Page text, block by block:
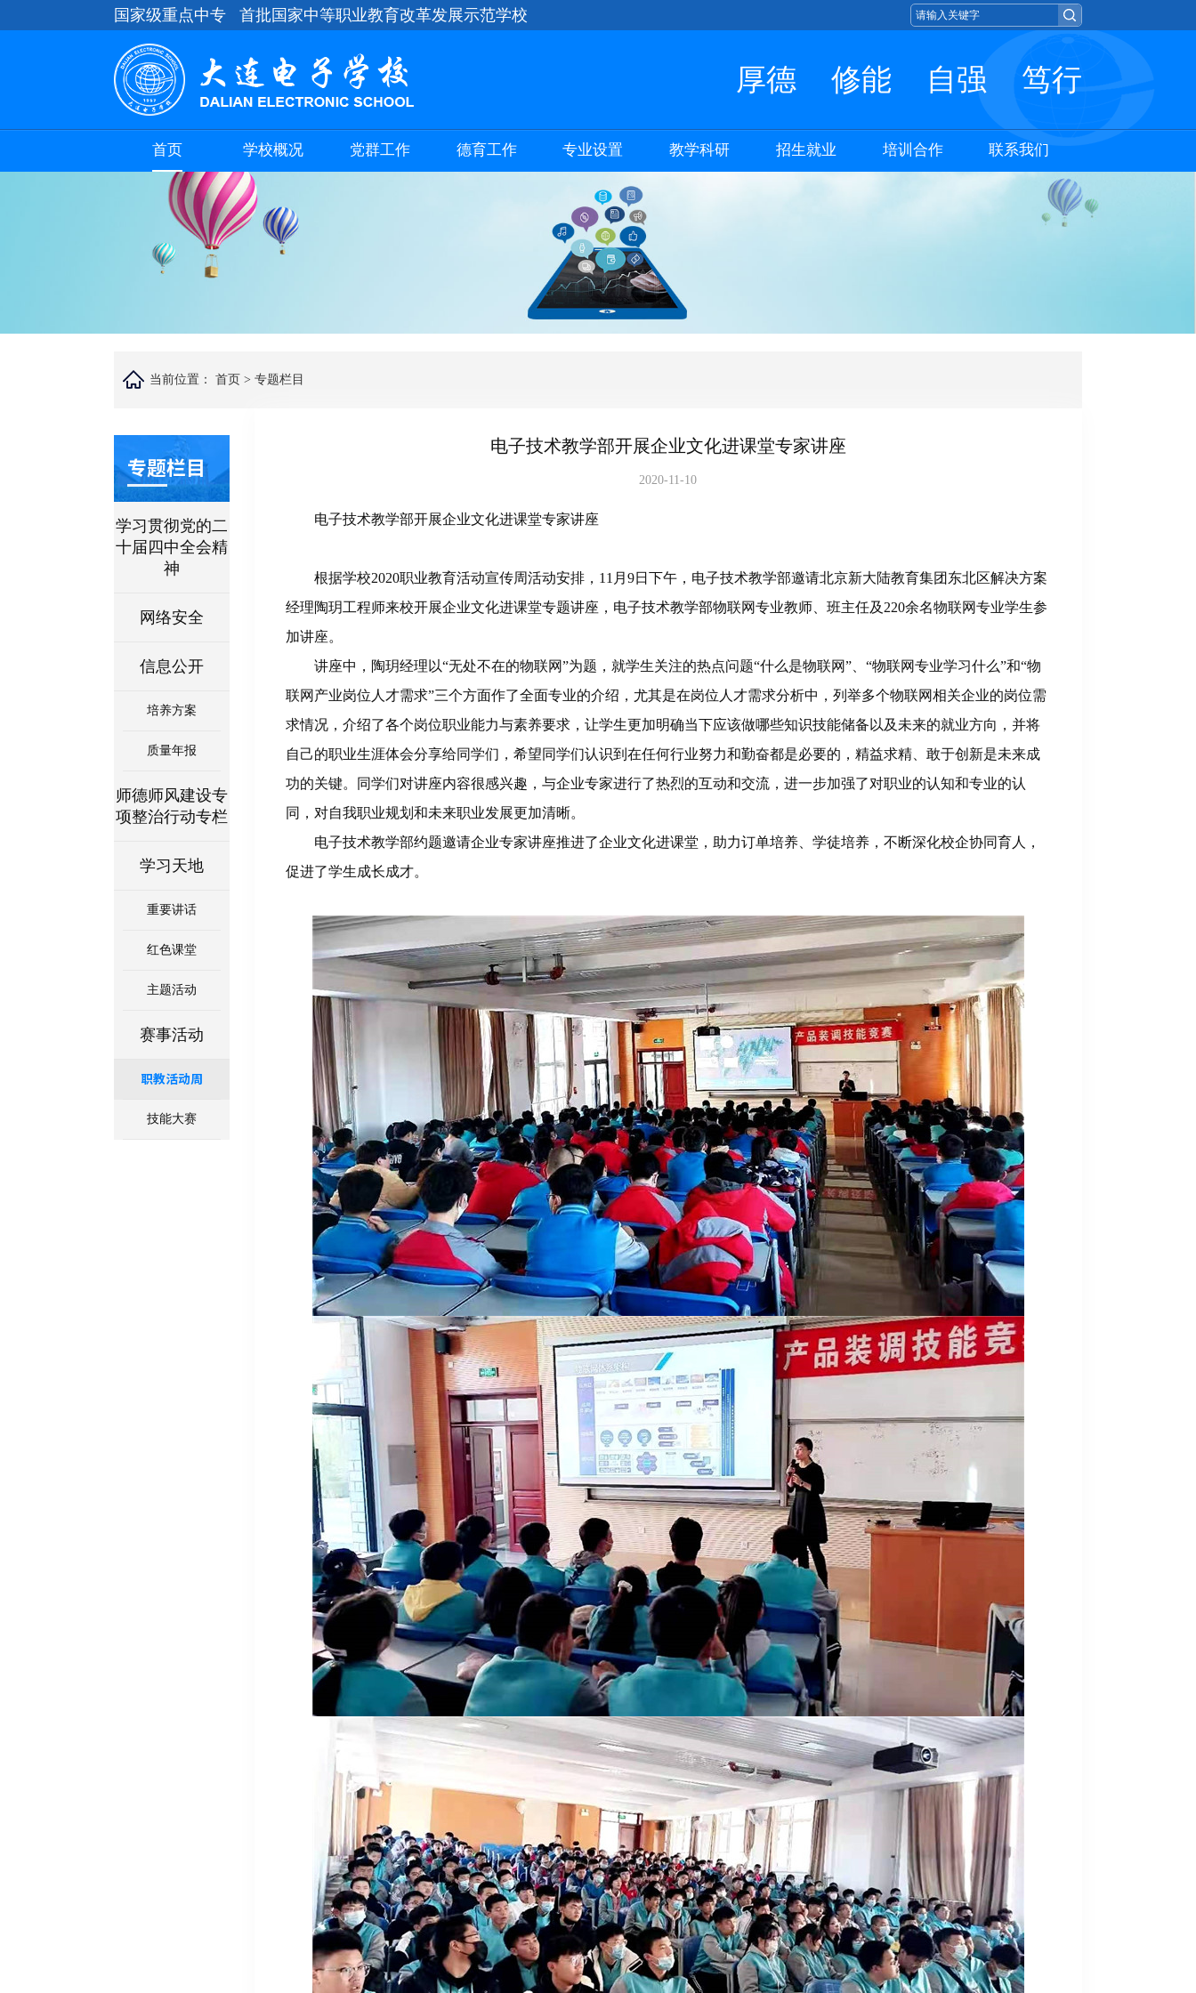
国家级重点中专 首批国家中等职业教育改革发展示范学校
厚德 修能 自强 笃行
首页 学校概况 党群工作 德育工作 专业设置 教学科研 招生就业 培训合作 联系我们
当前位置： 首页 > 专题栏目
专题栏目
学习贯彻党的二
十届四中全会精
神
网络安全
信息公开
培养方案
质量年报
师德师风建设专
项整治行动专栏
学习天地
重要讲话
红色课堂
主题活动
赛事活动
职教活动周
技能大赛
电子技术教学部开展企业文化进课堂专家讲座
2020-11-10
电子技术教学部开展企业文化进课堂专家讲座
根据学校2020职业教育活动宣传周活动安排，11月9日下午，电子技术教学部邀请北京新大陆教育集团东北区解决方案
经理陶玥工程师来校开展企业文化进课堂专题讲座，电子技术教学部物联网专业教师、班主任及220余名物联网专业学生参
加讲座。
讲座中，陶玥经理以“无处不在的物联网”为题，就学生关注的热点问题“什么是物联网”、“物联网专业学习什么”和“物
联网产业岗位人才需求”三个方面作了全面专业的介绍，尤其是在岗位人才需求分析中，列举多个物联网相关企业的岗位需
求情况，介绍了各个岗位职业能力与素养要求，让学生更加明确当下应该做哪些知识技能储备以及未来的就业方向，并将
自己的职业生涯体会分享给同学们，希望同学们认识到在任何行业努力和勤奋都是必要的，精益求精、敢于创新是未来成
功的关键。同学们对讲座内容很感兴趣，与企业专家进行了热烈的互动和交流，进一步加强了对职业的认知和专业的认
同，对自我职业规划和未来职业发展更加清晰。
电子技术教学部约题邀请企业专家讲座推进了企业文化进课堂，助力订单培养、学徒培养，不断深化校企协同育人，
促进了学生成长成才。